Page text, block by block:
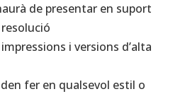
de presentar en suport
i versions d’alta
fer en qualsevol estil o